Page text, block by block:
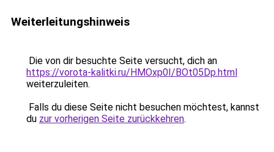
Weiterleitungshinweis
Die von dir besuchte Seite versucht, dich an
https://vorota-kalitki.ru/HMOxp0I/BOt05Dp.html
weiterzuleiten.
Falls du diese Seite nicht besuchen möchtest, kannst
du zur vorherigen Seite zurückkehren.